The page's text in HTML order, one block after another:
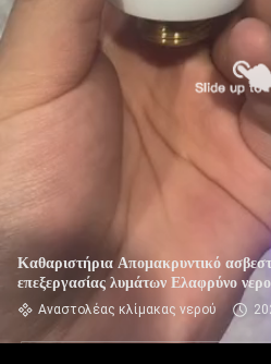
Καθαριστήρια Απομακρυντικό
επεξεργασίας λυμάτων Ελαφρύνο
Αναστολέας κλίμακας νερού